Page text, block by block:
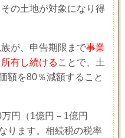
の土地が対象になり得
が、申告期限まで事業
有し続ける ことで、土
額を80％減額すること
万円（1億円－ 1億円
ります。相続税の税率